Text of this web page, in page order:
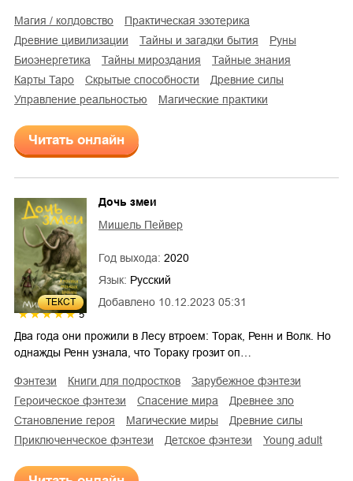
магия / колдовство
практическая эзотерика
древние цивилизации
тайны и загадки бытия
руны
биоэнергетика
тайны мироздания
тайные знания
карты Таро
скрытые способности
древние силы
управление реальностью
магические практики
Читать онлайн
ТЕКСТ
5
Добавлено 10.12.2023 05:31
Дочь змеи
Мишель Пейвер
Год выхода: 2020
Язык: Русский
Два года они прожили в Лесу втроем: Торак, Ренн и Волк. Но
однажды Ренн узнала, что Тораку грозит оп…
фэнтези книги для подростков
зарубежное фэнтези
героическое фэнтези
спасение мира
древнее зло
становление героя
магические миры
древние силы
приключенческое фэнтези
детское фэнтези young adult